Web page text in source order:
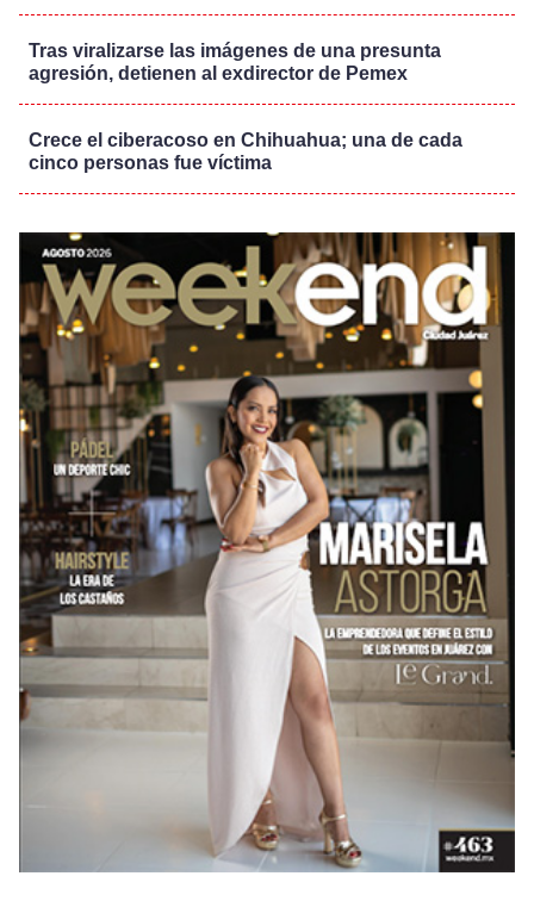
Tras viralizarse las imágenes de una presunta
agresión, detienen al exdirector de Pemex
Crece el ciberacoso en Chihuahua; una de cada
cinco personas fue víctima